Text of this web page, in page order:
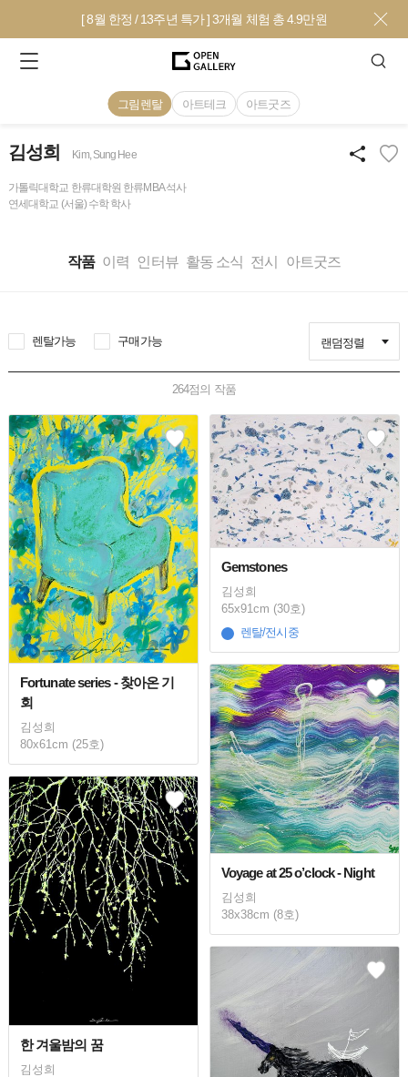
[ 8월 한정 / 13주년 특가 ] 3개월 체험 총 4.9만원
그림렌탈 아트테크 아트굿즈
김성희 Kim, Sung Hee
가톨릭대학교 한류대학원 한류MBA 석사
연세대학교 (서울) 수학 학사
작품 이력 인터뷰 활동 소식 전시 아트굿즈
렌탈가능 구매가능 랜덤정렬
264점의 작품
Fortunate series - 찾아온 기
회
김성희
80x61cm (25호)
Gemstones
김성희
65x91cm (30호)
렌탈/전시중
Voyage at 25 o’clock - Night
김성희
38x38cm (8호)
한 겨울밤의 꿈
김성희